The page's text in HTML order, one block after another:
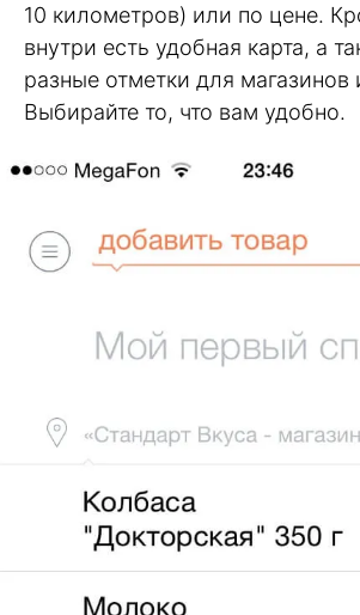
10 километров) или по цене.
внутри есть удобная карта, а
разные отметки для магазинов
Выбирайте то, что вам удобно.